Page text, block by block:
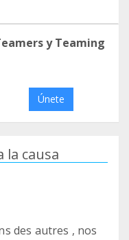
y Teaming
Únete
la causa
des autres , nos